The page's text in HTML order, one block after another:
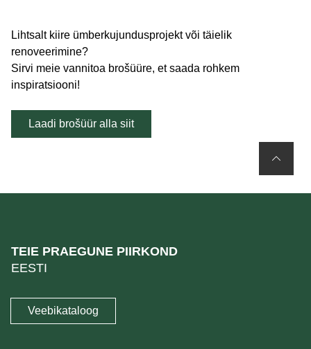
Lihtsalt kiire ümberkujundusprojekt või täielik
renoveerimine?
Sirvi meie vannitoa brošüüre, et saada rohkem
inspiratsiooni!
Laadi brošüür alla siit
TEIE PRAEGUNE PIIRKOND
EESTI
Veebikataloog